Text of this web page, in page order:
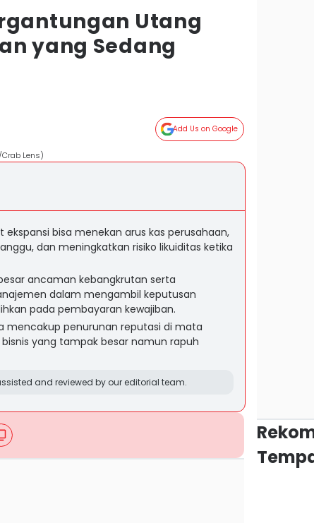
Utang
yang Sedang
Add Us on Google
Lens)
bisa menekan arus kas perusahaan,
dan meningkatkan risiko likuiditas ketika
ancaman kebangkrutan serta
dalam mengambil keputusan
pada pembayaran kewajiban.
mencakup penurunan reputasi di mata
yang tampak besar namun rapuh
and reviewed by our editorial team.